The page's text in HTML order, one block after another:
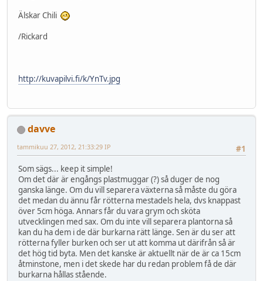
Älskar Chili
/Rickard
http://kuvapilvi.fi/k/YnTv.jpg
davve
#1
tammikuu 27, 2012, 21:33:29 IP
Som sägs... keep it simple!
Om det där är engångs plastmuggar (?) så duger de nog
ganska länge. Om du vill separera växterna så måste du göra
det medan du ännu får rötterna mestadels hela, dvs knappast
över 5cm höga. Annars får du vara grym och sköta
utvecklingen med sax. Om du inte vill separera plantorna så
kan du ha dem i de där burkarna rätt länge. Sen är du ser att
rötterna fyller burken och ser ut att komma ut därifrån så är
det hög tid byta. Men det kanske är aktuellt när de är ca 15cm
åtminstone, men i det skede har du redan problem få de där
burkarna hållas stående.